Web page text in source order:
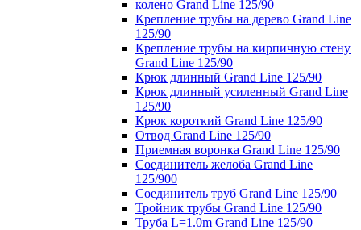
колено Grand Line 125/90
Крепление трубы на дерево Grand Line
125/90
Крепление трубы на кирпичную стену
Grand Line 125/90
Крюк длинный Grand Line 125/90
Крюк длинный усиленный Grand Line
125/90
Крюк короткий Grand Line 125/90
Отвод Grand Line 125/90
Приемная воронка Grand Line 125/90
Соединитель желоба Grand Line
125/900
Соединитель труб Grand Line 125/90
Тройник трубы Grand Line 125/90
Труба L=1.0m Grand Line 125/90